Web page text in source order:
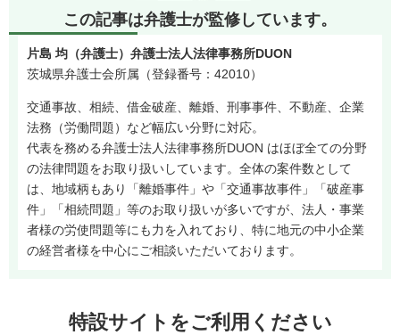
この記事は弁護士が監修しています。
片島 均（弁護士）弁護士法人法律事務所DUON
茨城県弁護士会所属（登録番号：42010）
交通事故、相続、借金破産、離婚、刑事事件、不動産、企業
法務（労働問題）など幅広い分野に対応。
代表を務める弁護士法人法律事務所DUON はほぼ全ての分野
の法律問題をお取り扱いしています。全体の案件数として
は、地域柄もあり「離婚事件」や「交通事故事件」「破産事
件」「相続問題」等のお取り扱いが多いですが、法人・事業
者様の労使問題等にも力を入れており、特に地元の中小企業
の経営者様を中心にご相談いただいております。
特設サイトをご利用ください